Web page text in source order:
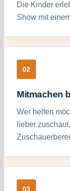
Die Kinder
Show mit
02
Mitmachen
Wer helfen
lieber
03